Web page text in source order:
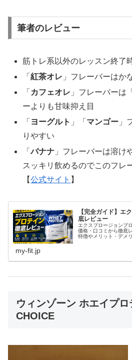
筆者のレビュー
筋トレ系以外のレッスン終了
「紅茶オレ 」フレーバーはか
「 カフェオレ 」フレーバーは
ーよりも甘味抑え目
「 ヨーグルト 」「 マンゴー 」
りやすい
「バナナ 」フレーバーは溶け
スッキリ飲めるのでこのフレ
【公式サイト 】
【完全ガイド】エ
底レビュー
エクスプロージョンプ
価格・口コミから徹底
特徴やメリット・デメ
my-fit.jp
ウィンゾーン ホエイプ
CHOICE